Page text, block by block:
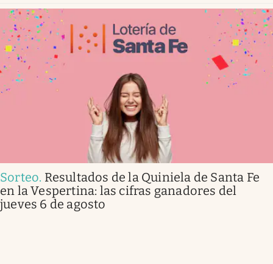
Sorteo. Resultados de la Quiniela de Santa Fe
en la Vespertina: las cifras ganadores del
jueves 6 de agosto